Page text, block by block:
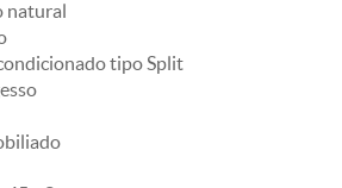
natural
tipo Split